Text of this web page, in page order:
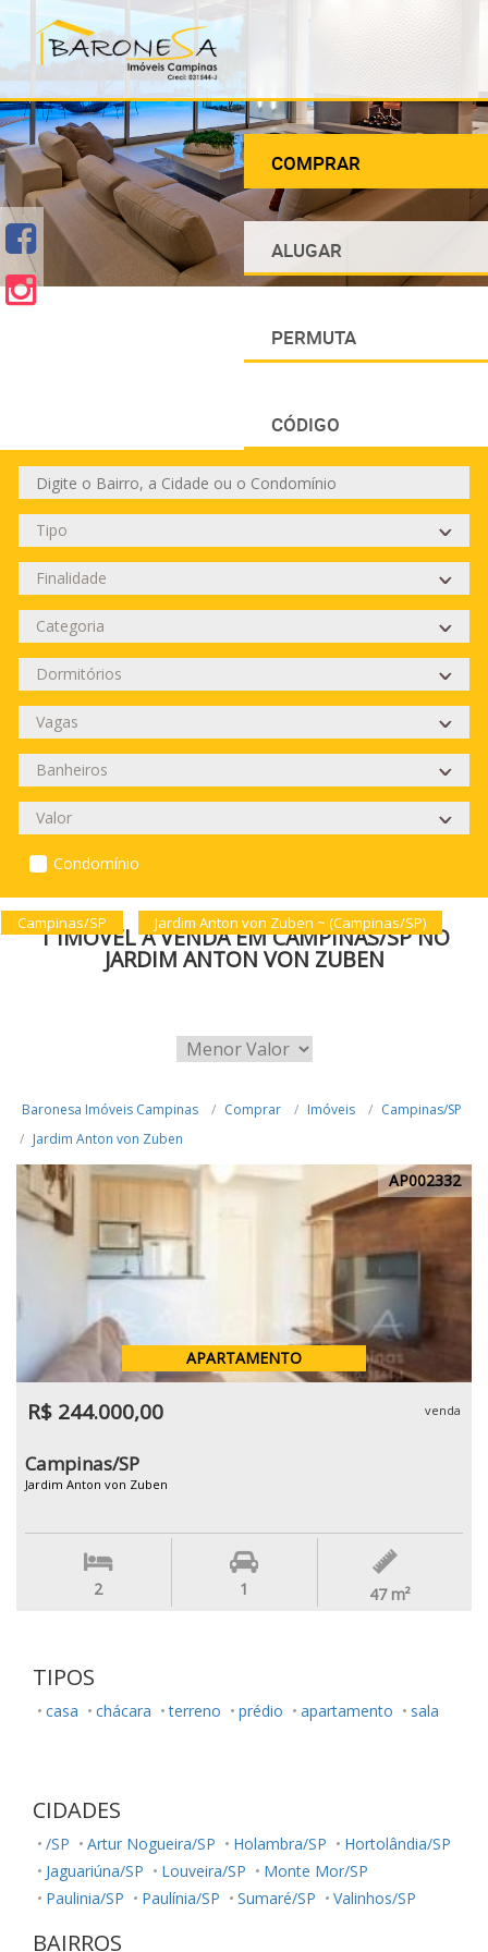
COMPRAR
ALUGAR
PERMUTA
CÓDIGO
Condomínio
Campinas/SP Jardim Anton von Zuben ~ (Campinas/SP)
1 IMÓVEL À VENDA EM CAMPINAS/SP NO
JARDIM ANTON VON ZUBEN
Baronesa Imóveis Campinas Comprar Imóveis
Campinas/SP
Jardim Anton von Zuben
AP002332
APARTAMENTO
R$ 244.000,00 venda
Campinas/SP
Jardim Anton von Zuben
2 1 47 m²
TIPOS
casa chácara terreno prédio apartamento sala
CIDADES
/SP Artur Nogueira/SP Holambra/SP
Hortolândia/SP
Jaguariúna/SP
Louveira/SP
Monte Mor/SP
Paulinia/SP
Paulínia/SP Sumaré/SP Valinhos/SP
BAIRROS